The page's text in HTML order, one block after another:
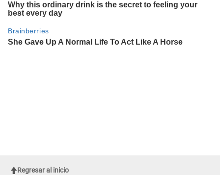
Regresar al inicio